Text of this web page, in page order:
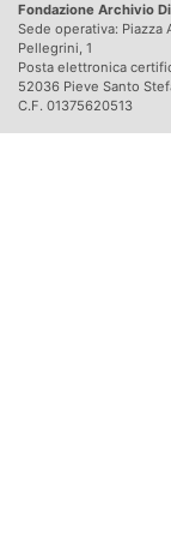
Fondazione Archivio
Sede operativa: Piazza
Pellegrini, 1
Posta elettronica
52036 Pieve Santo
C.F. 01375620513